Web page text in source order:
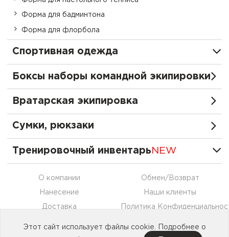
Форма для бадминтона
Форма для флорбола
Спортивная одежда
Боксы наборы командной экипировки
Вратарская экипировка
Сумки, рюкзаки
Тренировочный инвентарь NEW
О компании
Нанесение
Доставка
Сотрудничество
Обмен/Возврат
Наши клиенты
Политика
Этот сайт использует файлы cookie. Подробнее о